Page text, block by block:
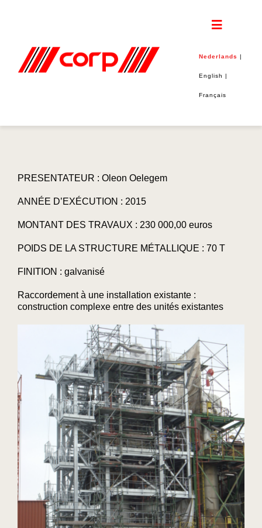
Toggle
Home
JOBS
Nederlands|
English|
Français
PRESENTATEUR : Oleon Oelegem
ANNÉE D’EXÉCUTION : 2015
MONTANT DES TRAVAUX : 230 000,00 euros
POIDS DE LA STRUCTURE MÉTALLIQUE : 70 T
FINITION : galvanisé
Raccordement à une installation existante :
construction complexe entre des unités existantes